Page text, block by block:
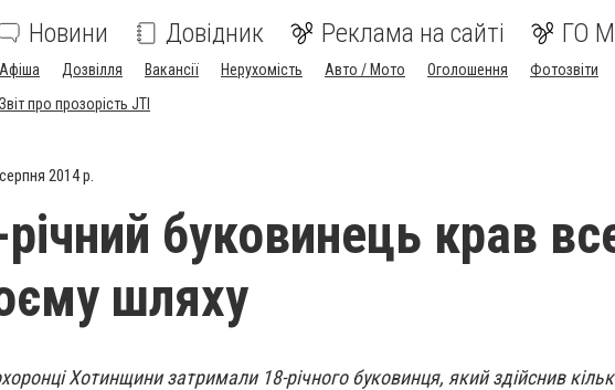
Новини Довідник Реклама на сайті ГО
Афіша Дозвілля Вакансії Нерухомість Авто / Мото Оголошення Фотозвіти
Звіт про прозорість JTI
2014 р.
буковинець крав
шляху
Хотинщини затримали 18-річного буковинця, який здійснив